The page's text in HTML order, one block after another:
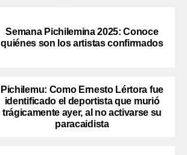
Semana Pichilemina 2025: Conoce
quiénes son los artistas confirmados
Pichilemu: Como Ernesto Lértora fue
identificado el deportista que murió
trágicamente ayer, al no activarse su
paracaidista